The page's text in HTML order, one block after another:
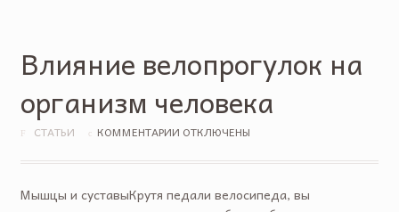
Влияние велопрогулок на
организм человека
СТАТЬИ КОММЕНТАРИИ ОТКЛЮЧЕНЫ
Мышцы и суставыКрутя педали велосипеда, вы